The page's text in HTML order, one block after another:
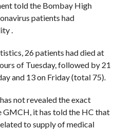
told the Bombay High
patients had
.
26 patients had died at
of Tuesday, followed by 21
and 13 on Friday (total 75).
not revealed the exact
GMCH, it has told the HC that
to supply of medical